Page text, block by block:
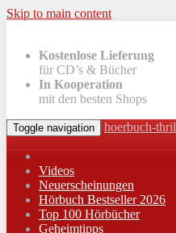
Skip to main content
Kostenlose Lieferung
für CD’s & Bücher
In Kooperation
mit den besten Shops
Toggle navigation hoerbuch-
Videos
Neuerscheinungen
Hörbuch Bestseller 2026
Top 100 Hörbücher
Geheimtipps